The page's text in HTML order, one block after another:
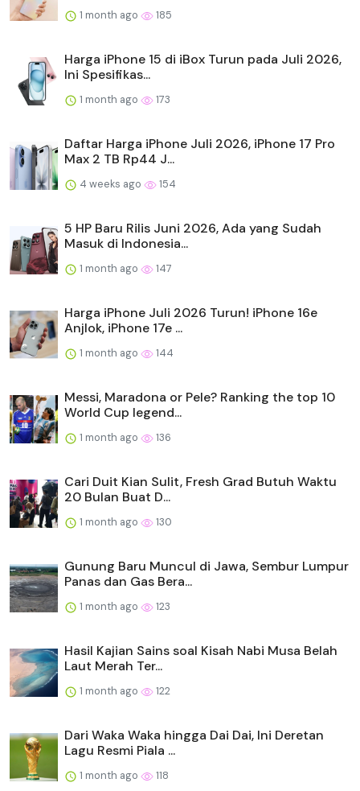
1 month ago 185
Harga iPhone 15 di iBox Turun pada Juli 2026,
Ini Spesifikas...
1 month ago 173
Daftar Harga iPhone Juli 2026, iPhone 17 Pro
Max 2 TB Rp44 J...
4 weeks ago 154
5 HP Baru Rilis Juni 2026, Ada yang Sudah
Masuk di Indonesia...
1 month ago 147
Harga iPhone Juli 2026 Turun! iPhone 16e
Anjlok, iPhone 17e ...
1 month ago 144
Messi, Maradona or Pele? Ranking the top 10
World Cup legend...
1 month ago 136
Cari Duit Kian Sulit, Fresh Grad Butuh Waktu
20 Bulan Buat D...
1 month ago 130
Gunung Baru Muncul di Jawa, Sembur Lumpur
Panas dan Gas Bera...
1 month ago 123
Hasil Kajian Sains soal Kisah Nabi Musa Belah
Laut Merah Ter...
1 month ago 122
Dari Waka Waka hingga Dai Dai, Ini Deretan
Lagu Resmi Piala ...
1 month ago 118